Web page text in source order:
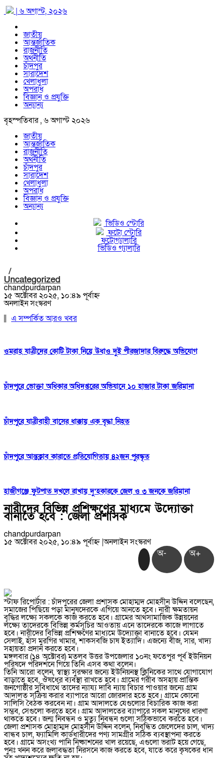
| ৬ অগাস্ট, ২০২৬
জাতীয়
আন্তর্জাতিক
রাজনীতি
অর্থনীতি
চাঁদপুর
সারাদেশ
খেলাধুলা
অপরাধ
বিজ্ঞান ও প্রযুক্তি
অন্যান্য
বৃহস্পতিবার , ৬ অগাস্ট ২০২৬
জাতীয়
আন্তর্জাতিক
রাজনীতি
অর্থনীতি
চাঁদপুর
সারাদেশ
খেলাধুলা
অপরাধ
বিজ্ঞান ও প্রযুক্তি
অন্যান্য
ভিডিও স্টোরি
ফটো স্টোরি
ফটোগ্যালারি
ভিডিও গ্যালারি
/
Uncategorized
chandpurdarpan
১৫ অক্টোবর ২০২৫, ১০:৪৯ পূর্বাহ্ন
অনলাইন সংস্করণ
এ সম্পর্কিত আরও খবর
ওমরাহ যাত্রীদের কোটি টাকা নিয়ে উধাও দুই পীরজাদার বিরুদ্ধে অভিযোগ
চাঁদপুরে ভোক্তা অধিকার অধিদপ্তরের অভিযানে ১০ হাজার টাকা জরিমানা
চাঁদপুরে যাত্রীবাহী বাসের ধাক্কায় এক বৃদ্ধা নিহত
চাঁদপুরে আন্তক্লাব কারাতে প্রতিযোগিতায় ৪২জন পুরস্কৃত
হাজীগঞ্জে ফুটপাত দখলে রাখায় দু’হকারকে জেল ও ৩ জনকে জরিমানা
নারীদের বিভিন্ন প্রশিক্ষণের মাধ্যমে উদ্যোক্তা
বানাতে হবে : জেলা প্রশাসক
chandpurdarpan
১৫ অক্টোবর ২০২৫, ১০:৪৯ পূর্বাহ্ন|অনলাইন সংস্করণ
অ- অ+
স্টাফ রিপোর্টার : চাঁদপুরের জেলা প্রশাসক মোহাম্মদ মোহসীন উদ্দিন বলেছেন,
সমাজের পিছিয়ে পড়া মানুষদেরকে এগিয়ে আনতে হবে। নারী ক্ষমতায়ন
বৃদ্ধির লক্ষ্যে সকলকে কাজ করতে হবে। গ্রামের আর্থসামাজিক উন্নয়নের
লক্ষ্যে তাদেরকে বিভিন্ন কর্মসূচির আওতায় এনে তাদেরকে কাজে লাগাতে
হবে। নারীদের বিভিন্ন প্রশিক্ষণের মাধ্যমে উদ্যোক্তা বানাতে হবে। যেমন
সেলাই, হাঁস মুরগির খামার, শাকসবজি চাষ ইত্যাদি। এজন্যে বীজ, সার, খাদ্য
সহায়তা প্রদান করতে হবে।
মঙ্গলবার (১৪ অক্টোবর) মতলব উত্তর উপজেলার ১০নং ফতেপুর পূর্ব ইউনিয়ন
পরিষদে পরিদর্শনে গিয়ে তিনি এসব কথা বলেন।
তিনি আরো বলেন, স্বাস্থ্য সুরক্ষার জন্যে ইউনিয়নস্থ ক্লিনিকের সাথে যোগাযোগ
বাড়াতে হবে, ঔষধের ব্যবস্থা রাখতে হবে। গ্রামের গরীব অসহায় প্রান্তিক
জনগোষ্ঠীর সুবিধার্থে তাদের ন্যায্য দাবি ন্যায় বিচার পাওয়ার জন্যে গ্রাম
আদালত সক্রিয় করার ব্যাপারে আরো জোরদার হতে হবে। গ্রামে কোনো
সালিসি বৈঠক করবেন না। গ্রাম আদালতে যেগুলোর বিচারিক কাজ করা
সম্ভব, সেগুলো করতে হবে। গ্রাম আদালতের ব্যাপারে সকল মানুষের ধারণা
থাকতে হবে। জন্ম নিবন্ধন ও মৃত্যু নিবন্ধন গুলো সঠিকভাবে করতে হবে।
জেলা প্রশাসক মোহাম্মদ মোহসীন উদ্দিন বলেন, নিবন্ধিত জেলেদের চাল, খাদ্য
বান্ধব চাল, ফ্যামিলি কার্ডধারীদের পণ্য সামগ্রীর সঠিক ব্যবস্থাপনা করতে
হবে। গ্রামে অসংখ্য পানি নিষ্কাশনের খাল রয়েছে, এগুলো ভরাট হয়ে গেছে,
পুনঃ খনন করে জলাবদ্ধতা নিরসনে কাজ করতে হবে, যাতে করে কৃষকের ধান